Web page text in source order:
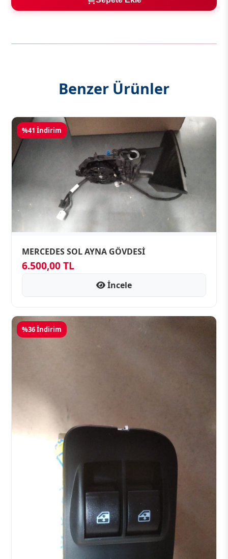
Benzer Ürünler
%41 İndirim
MERCEDES SOL AYNA GÖVDESİ
6.500,00 TL
İncele
%36 İndirim